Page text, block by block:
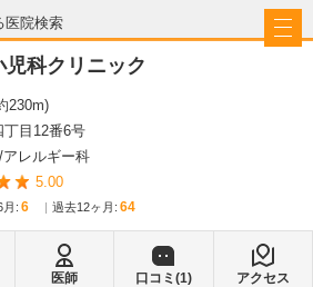
医院検索
科クリニック
230m)
目12番6号
アレルギー科
5.00
月 : 6 過去12ヶ月: 64
医師 口コミ(1) アクセス